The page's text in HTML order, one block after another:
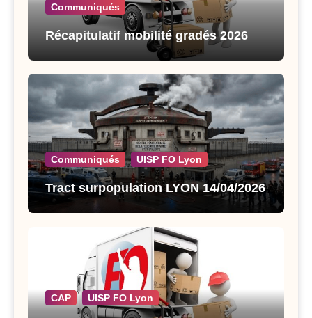
Communiqués
Récapitulatif mobilité gradés 2026
Communiqués UISP FO Lyon
Tract surpopulation LYON 14/04/2026
CAP UISP FO Lyon